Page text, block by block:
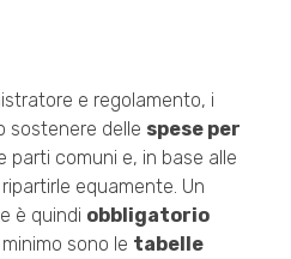
e regolamento, i
sostenere delle spese per
parti comuni e, in base alle
equamente. Un
è quindi obbligatorio
sono le tabelle